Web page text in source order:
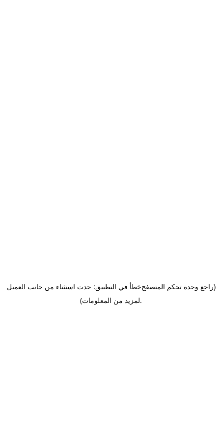
خطأ في التطبيق: حدث استثناء من جانب العميل(راجع وحدة تحكم المتصفح
لمزيد من المعلومات).